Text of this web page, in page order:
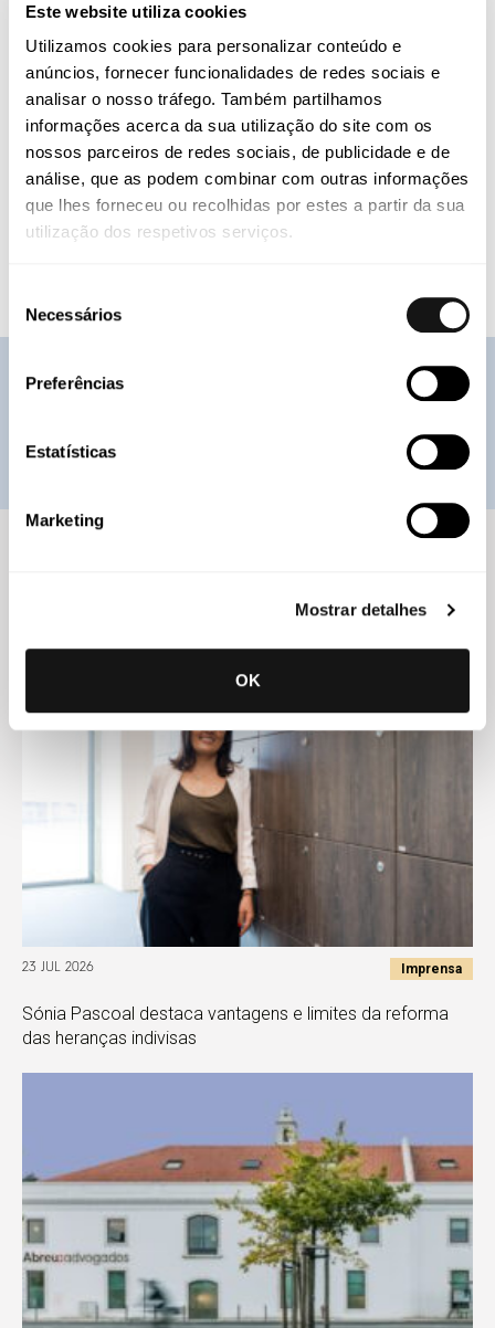
Este website utiliza cookies
Utilizamos cookies para personalizar conteúdo e
anúncios, fornecer funcionalidades de redes sociais e
analisar o nosso tráfego. Também partilhamos
informações acerca da sua utilização do site com os
nossos parceiros de redes sociais, de publicidade e de
análise, que as podem combinar com outras informações
que lhes forneceu ou recolhidas por estes a partir da sua
utilização dos respetivos serviços.
Necessários
Preferências
Estatísticas
Marketing
Mostrar detalhes
OK
Apesar da entrada em vigor do diploma, carecem ainda
de regulamentação, por portaria, as normas relativas ao
procedimento de IMA, nomeadamente no que respeita às
seguintes matérias: a) modelo e forma de apresentação
do requerimento de IMA e da oposição; b) forma de
apresentação de demais requerimentos; c) modo de
designação, substituição e destituição do agente de
execução; d) forma de realização de comunicações e
notificações; e) regime de honorários e despesas do
agente de execução; f) formas de pagamento da taxa de
consulta em Diário da República, do diploma legal
enunciado.
23 JUL 2026 Imprensa
Sónia Pascoal destaca vantagens e limites da reforma
das heranças indivisas